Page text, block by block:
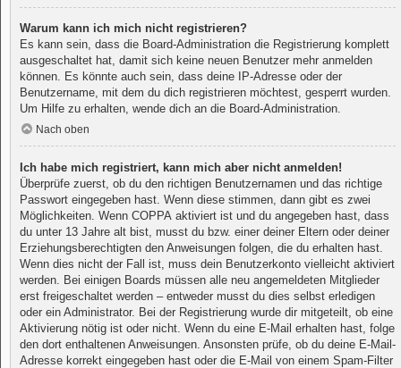
Warum kann ich mich nicht registrieren?
Es kann sein, dass die Board-Administration die Registrierung komplett
ausgeschaltet hat, damit sich keine neuen Benutzer mehr anmelden
können. Es könnte auch sein, dass deine IP-Adresse oder der
Benutzername, mit dem du dich registrieren möchtest, gesperrt wurden.
Um Hilfe zu erhalten, wende dich an die Board-Administration.
Nach oben
Ich habe mich registriert, kann mich aber nicht anmelden!
Überprüfe zuerst, ob du den richtigen Benutzernamen und das richtige
Passwort eingegeben hast. Wenn diese stimmen, dann gibt es zwei
Möglichkeiten. Wenn COPPA aktiviert ist und du angegeben hast, dass
du unter 13 Jahre alt bist, musst du bzw. einer deiner Eltern oder deiner
Erziehungsberechtigten den Anweisungen folgen, die du erhalten hast.
Wenn dies nicht der Fall ist, muss dein Benutzerkonto vielleicht aktiviert
werden. Bei einigen Boards müssen alle neu angemeldeten Mitglieder
erst freigeschaltet werden – entweder musst du dies selbst erledigen
oder ein Administrator. Bei der Registrierung wurde dir mitgeteilt, ob eine
Aktivierung nötig ist oder nicht. Wenn du eine E-Mail erhalten hast, folge
den dort enthaltenen Anweisungen. Ansonsten prüfe, ob du deine E-Mail-
Adresse korrekt eingegeben hast oder die E-Mail von einem Spam-Filter